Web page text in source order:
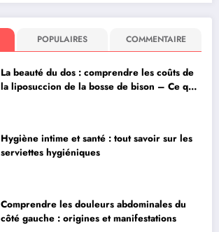
POPULAIRES COMMENTAIRE
La beauté du dos : comprendre les coûts de
la liposuccion de la bosse de bison – Ce que
Hygiène intime et santé : tout savoir sur les
serviettes hygiéniques
Comprendre les douleurs abdominales du
côté gauche : origines et manifestations